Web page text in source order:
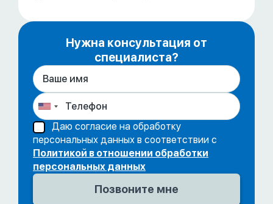
Нужна консультация от
специалиста?
Даю согласие на обработку
персональных данных в соответствии с
Политикой в отношении обработки
персональных данных